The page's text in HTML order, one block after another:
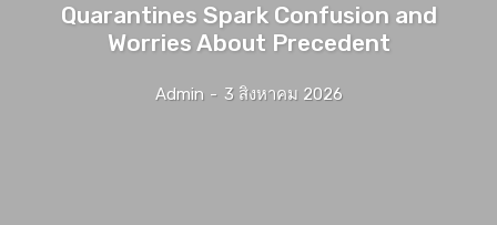
Quarantines Spark Confusion and
Worries About Precedent
Admin - 3 สิงหาคม 2026